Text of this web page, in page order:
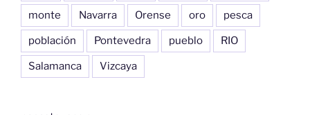
monte Navarra Orense oro pesca
población Pontevedra pueblo RIO
Salamanca Vizcaya